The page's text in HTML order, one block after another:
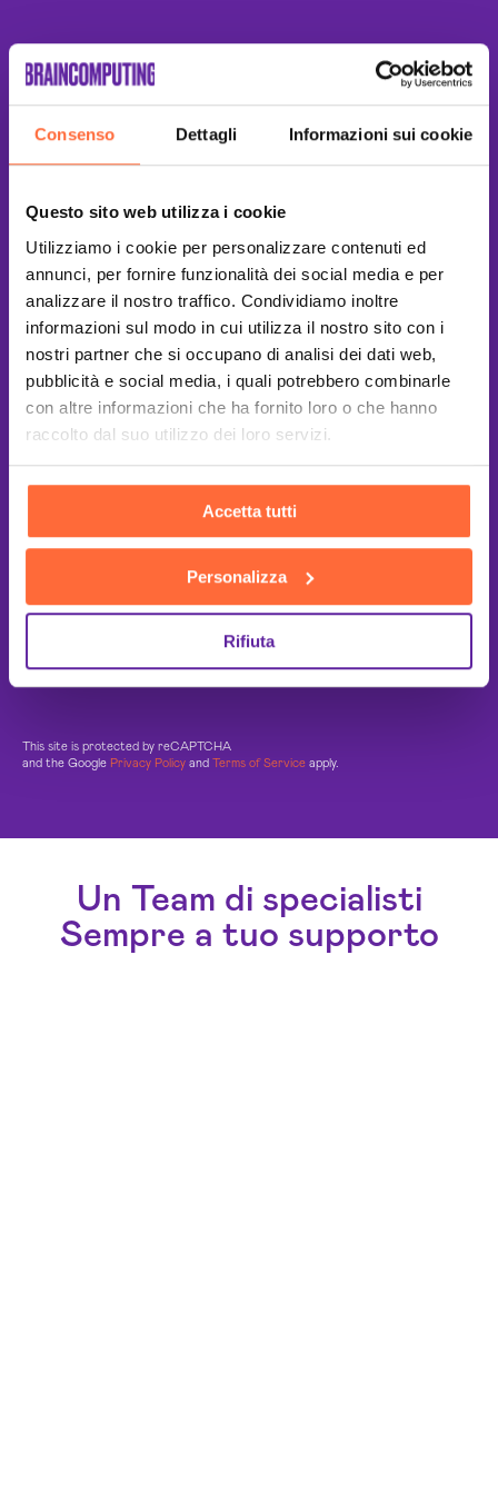
Consenso Dettagli Informazioni sui cookie
Questo sito web utilizza i cookie
Utilizziamo i cookie per personalizzare contenuti ed
annunci, per fornire funzionalità dei social media e per
analizzare il nostro traffico. Condividiamo inoltre
informazioni sul modo in cui utilizza il nostro sito con i
nostri partner che si occupano di analisi dei dati web,
pubblicità e social media, i quali potrebbero combinarle
con altre informazioni che ha fornito loro o che hanno
raccolto dal suo utilizzo dei loro servizi.
Accetta tutti
Personalizza
Rifiuta
This site is protected by reCAPTCHA
and the Google Privacy Policy and Terms of Service apply.
Un Team di specialisti
Sempre a tuo supporto